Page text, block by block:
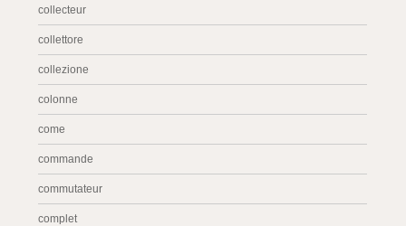
collecteur
collettore
collezione
colonne
come
commande
commutateur
complet